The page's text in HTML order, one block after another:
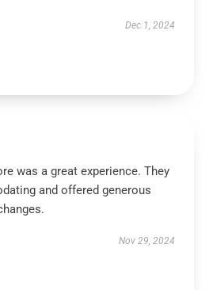
Dec 1, 2024
was a great experience. They
and offered generous
Nov 29, 2024